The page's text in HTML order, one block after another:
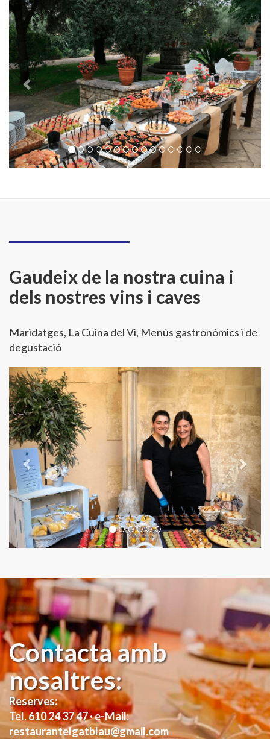
Gaudeix de la nostra cuina i
dels nostres vins i caves
Maridatges, La Cuina del Vi, Menús gastronòmics i de
degustació
Previous
Contacta amb
nosaltres:
Reserves:
Tel. 610 24 37 47 · e-Mail:
restaurantelgatblau@gmail.com